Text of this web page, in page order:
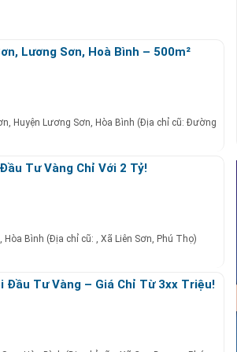
Lương Sơn, Hoà Bình – 500m²
Huyện Lương Sơn, Hòa Bình (Địa chỉ cũ: Đường
Tư Vàng Chỉ Với 2 Tỷ!
Hòa Bình (Địa chỉ cũ: , Xã Liên Sơn, Phú Thọ)
Đầu Tư Vàng – Giá Chỉ Từ 3xx Triệu!